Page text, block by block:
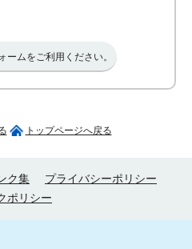
ームをご利用ください。
トップページへ戻る
ク集
プライバシーポリシー
ポリシー